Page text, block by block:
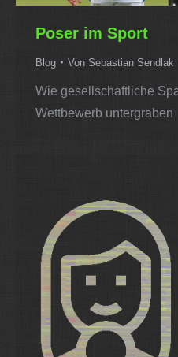
Poser im Sport
Blog Von Sebastian Sendlak
Wie gesellschaftliche
Wettbewerb untergraben